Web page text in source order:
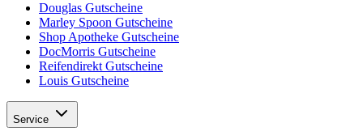
Douglas Gutscheine
Marley Spoon Gutscheine
Shop Apotheke Gutscheine
DocMorris Gutscheine
Reifendirekt Gutscheine
Louis Gutscheine
Service